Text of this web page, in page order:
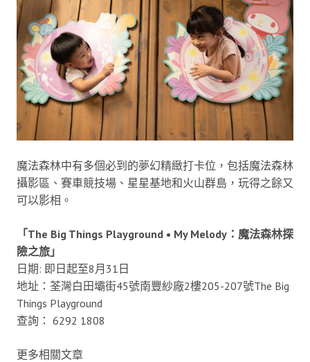
魔法森林中有多個必到的夢幻精緻打卡位，包括魔法森林
攝影區、賽車競技場、星星基地和火山群島，玩得之餘又
可以影相。
「The Big Things Playground • My Melody：魔法森林探
險之旅」
日期: 即日起至8月31日
地址：荃灣白田壩街45號南豐紗廠2樓205-207號The Big
Things Playground
查詢： 6292 1808
更多相關文章